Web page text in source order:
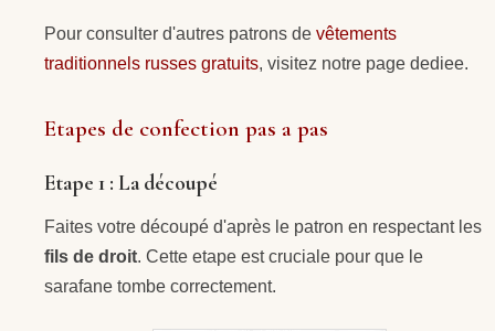
Pour consulter d'autres patrons de vêtements
traditionnels russes gratuits, visitez notre page dediee.
Etapes de confection pas a pas
Etape 1 : La découpé
Faites votre découpé d'après le patron en respectant les
fils de droit. Cette etape est cruciale pour que le
sarafane tombe correctement.